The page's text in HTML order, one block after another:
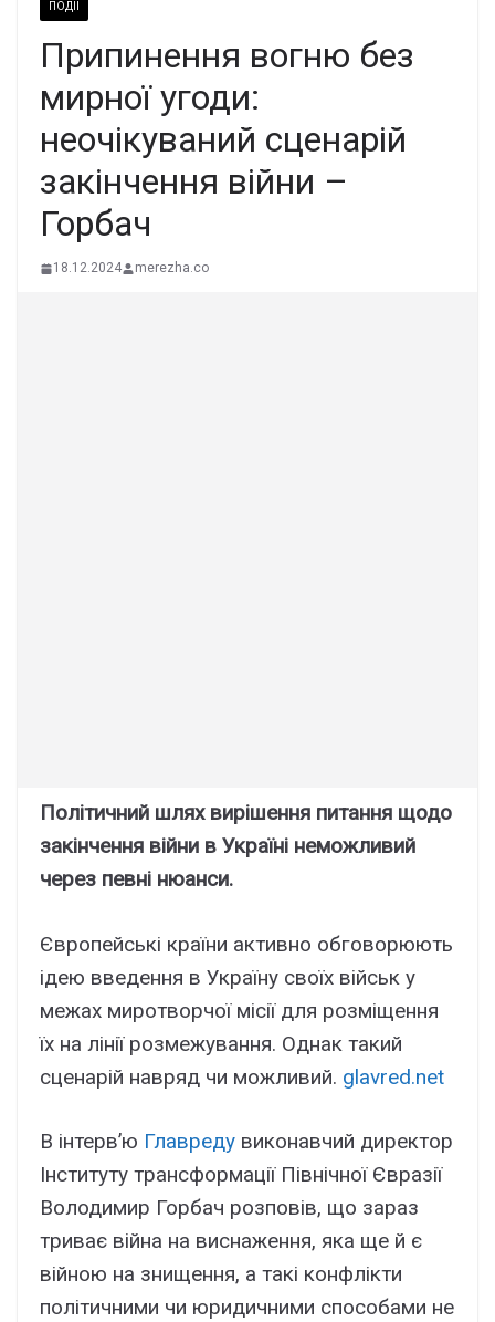
ПОДІЇ
Припинення вогню без
мирної угоди:
неочікуваний сценарій
закінчення війни –
Горбач
18.12.2024 merezha.co
Політичний шлях вирішення питання щодо
закінчення війни в Україні неможливий
через певні нюанси.
Європейські країни активно обговорюють
ідею введення в Україну своїх військ у
межах миротворчої місії для розміщення
їх на лінії розмежування. Однак такий
сценарій навряд чи можливий. glavred.net
В інтерв’ю Главреду виконавчий директор
Інституту трансформації Північної Євразії
Володимир Горбач розповів, що зараз
триває війна на виснаження, яка ще й є
війною на знищення, а такі конфлікти
політичними чи юридичними способами не